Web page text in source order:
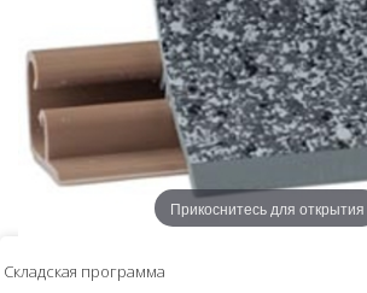
Прикоснитесь для открытия
Складская программа